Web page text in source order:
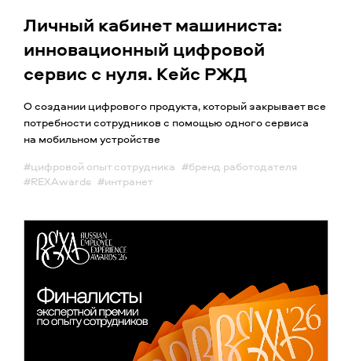
Личный кабинет машиниста:
инновационный цифровой
сервис с нуля. Кейс РЖД
О создании цифрового продукта, который закрывает все
потребности сотрудников с помощью одного сервиса
на мобильном устройстве
#цифровой опыт сотрудника #бренд работодателя
#REXAwards #интранет